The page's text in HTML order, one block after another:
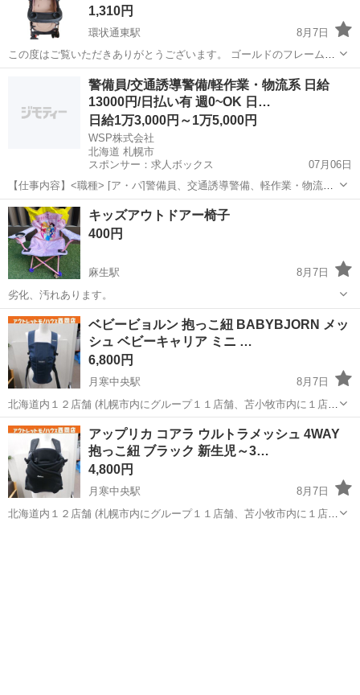
1,310円
環状通東駅
8月7日
この度はご覧いただきありがとうございます。 ゴールドのフレームと
ブラウンの落ち着いたカラーがおしゃれなベビーカーです。 便利なフ
ロントトレイとカップホルダーが付いており、お出かけに重宝しま
す。 ​【商品について】 ​カラー:...
札幌市 環状通東駅 ベビー用品 ゴールドフレーム
警備員/交通誘導警備/軽作業・物流系 日給
13000円/日払い有 週0~OK 日…
日給1万3,000円～1万5,000円
WSP株式会社
北海道 札幌市
スポンサー：求人ボックス
07月06日
【仕事内容】<職種> [ア・パ]警備員、交通誘導警備、軽作業・物流そ
の他 <雇用形態> アルバイト・パート <給与> [ア・パ]日給13,000円～
15,000円 交通費:一部支給 社内規定あり 仕事が早く終わっても日給全
額支給!...
アルバイト・パート
キッズアウトドアー椅子
400円
麻生駅
8月7日
劣化、汚れあります。
北海道 札幌市 麻生駅 キッズ用品 汚れ
ベビービョルン 抱っこ紐 BABYBJORN メッ
シュ ベビーキャリア ミニ …
6,800円
月寒中央駅
8月7日
北海道内１２店舗 (札幌市内にグループ１１店舗、苫小牧市内に１店
舗） 総合リサイクルショップ ★ユーズドグッズマーケット★ アウト
レットモノハウス西岡店です。 ベビービョルン 抱っこ紐
BABYBJORN メッシ...
北海道 札幌市 月寒中央駅 ベビー用品
アップリカ コアラ ウルトラメッシュ 4WAY
抱っこ紐 ブラック 新生児～3…
4,800円
月寒中央駅
8月7日
北海道内１２店舗 (札幌市内にグループ１１店舗、苫小牧市内に１店